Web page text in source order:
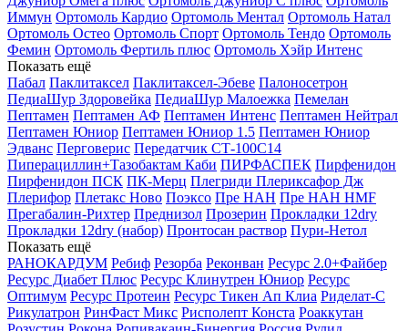
Иммун Ортомоль Кардио Ортомоль Ментал Ортомоль Натал
Ортомоль Остео Ортомоль Спорт Ортомоль Тендо Ортомоль
Фемин Ортомоль Фертиль плюс Ортомоль Хэйр Интенс
Показать ещё
Пабал Паклитаксел Паклитаксел-Эбеве Палоносетрон
ПедиаШур Здоровейка ПедиаШур Малоежка Пемелан
Пептамен Пептамен АФ Пептамен Интенс Пептамен Нейтрал
Пептамен Юниор Пептамен Юниор 1.5 Пептамен Юниор
Эдванс Перговерис Передатчик СТ-100С14
Пиперациллин+Тазобактам Каби ПИРФАСПЕК Пирфенидон
Пирфенидон ПСК ПК-Мерц Плегриди Плериксафор Дж
Плерифор Плетакс Ново Поэксо Пре НАН Пре НАН HMF
Прегабалин-Рихтер Преднизол Прозерин Прокладки 12dry
Прокладки 12dry (набор) Пронтосан раствор Пури-Нетол
Показать ещё
РАНОКАРДУМ Ребиф Резорба Реконван Ресурс 2.0+Файбер
Ресурс Диабет Плюс Ресурс Клинутрен Юниор Ресурс
Оптимум Ресурс Протеин Ресурс Тикен Ап Клиа Риделат-С
Рикулатрон РинФаст Микс Рисполепт Конста Роаккутан